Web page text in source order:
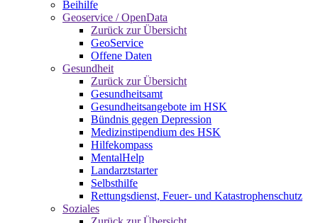
Beihilfe
Geoservice / OpenData
Zurück zur Übersicht
GeoService
Offene Daten
Gesundheit
Zurück zur Übersicht
Gesundheitsamt
Gesundheitsangebote im HSK
Bündnis gegen Depression
Medizinstipendium des HSK
Hilfekompass
MentalHelp
Landarztstarter
Selbsthilfe
Rettungsdienst, Feuer- und Katastrophenschutz
Soziales